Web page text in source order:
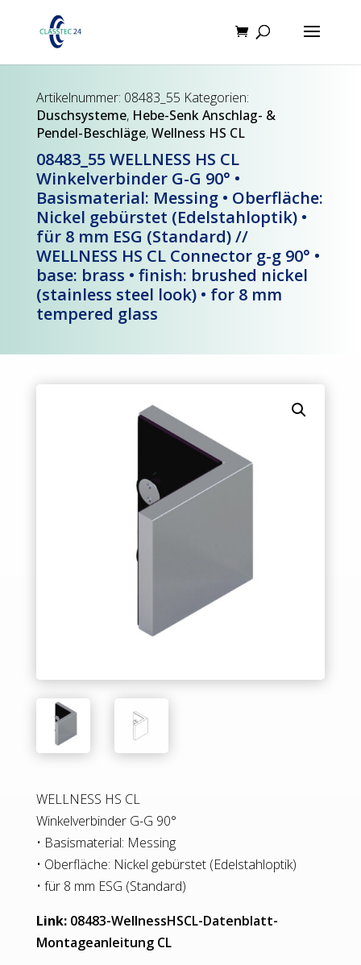
Products
Artikelnummer: 08483_55 Kategorien:
Duschsysteme, Hebe-Senk Anschlag- &
Pendel-Beschläge,Wellness HS CL
08483_55 WELLNESS HS CL
Winkelverbinder G-G 90° •
Basismaterial: Messing • Oberfläche:
Nickel gebürstet (Edelstahloptik) •
für 8 mm ESG (Standard) //
WELLNESS HS CL Connector g-g 90° •
base: brass • finish: brushed nickel
(stainless steel look) • for 8 mm
tempered glass
WELLNESS HS CL
Winkelverbinder G-G 90°
• Basismaterial: Messing
• Oberfläche: Nickel gebürstet (Edelstahloptik)
• für 8 mm ESG (Standard)
Link: 08483-WellnessHSCL-Datenblatt-
Montageanleitung CL